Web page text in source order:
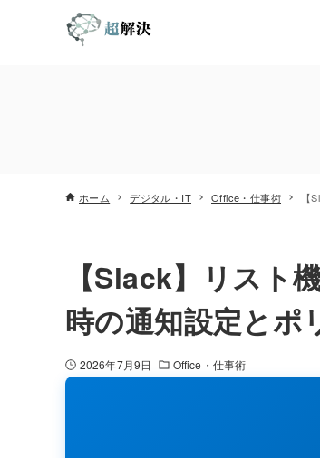
ホーム デジタル・IT Office・仕事術 【
【Slack】リスト
時の通知設定とポ
2026年7月9日 Office・仕事術